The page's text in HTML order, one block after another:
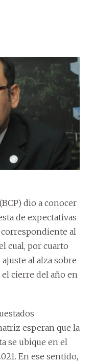
dio a conocer
de expectativas
correspondiente al
cual, por cuarto
al alza sobre
cierre del año en
esperan que la
se ubique en el
En ese sentido,